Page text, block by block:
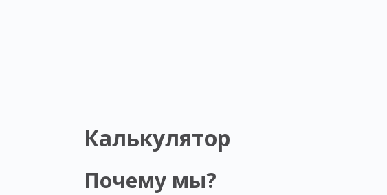
Калькулятор
Почему мы?